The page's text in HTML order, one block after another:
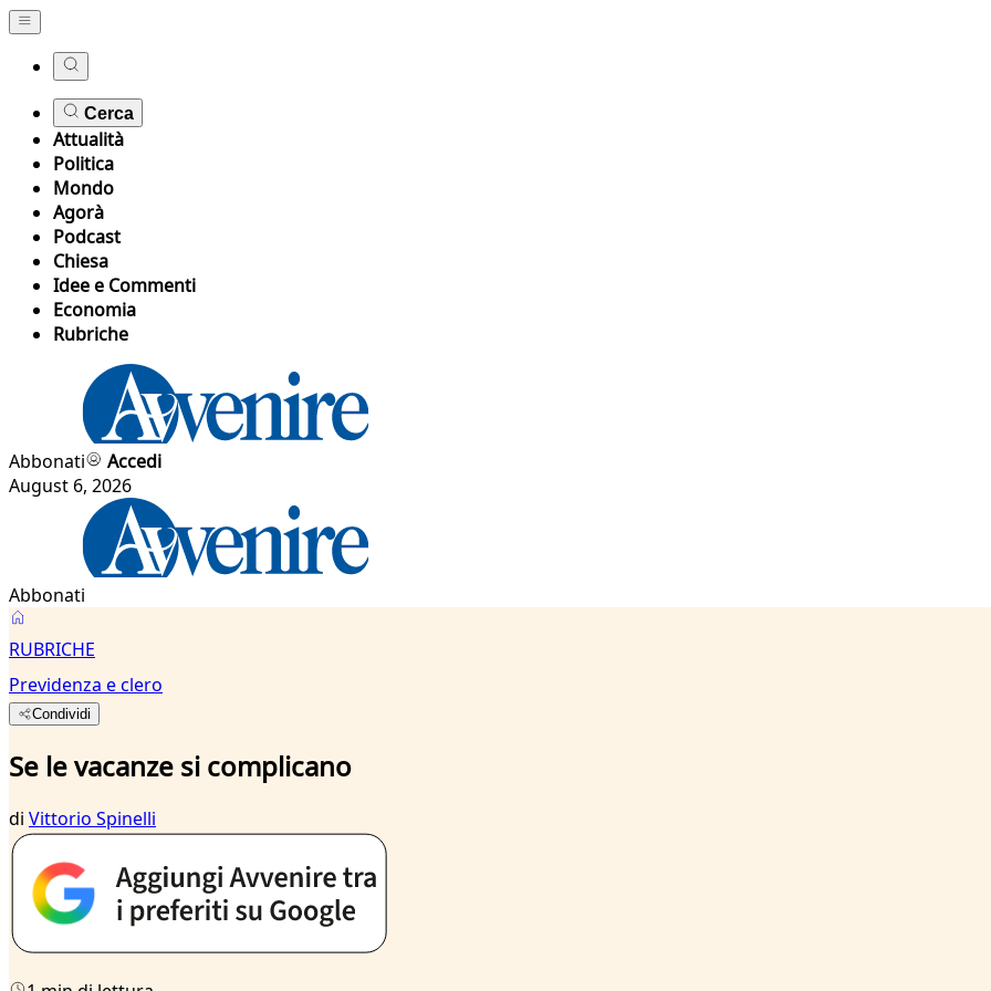
Cerca
Attualità
Politica
Mondo
Agorà
Podcast
Chiesa
Idee e Commenti
Economia
Rubriche
Abbonati
Accedi
August 6, 2026
Abbonati
RUBRICHE
Previdenza e clero
Condividi
Se le vacanze si complicano
di Vittorio Spinelli